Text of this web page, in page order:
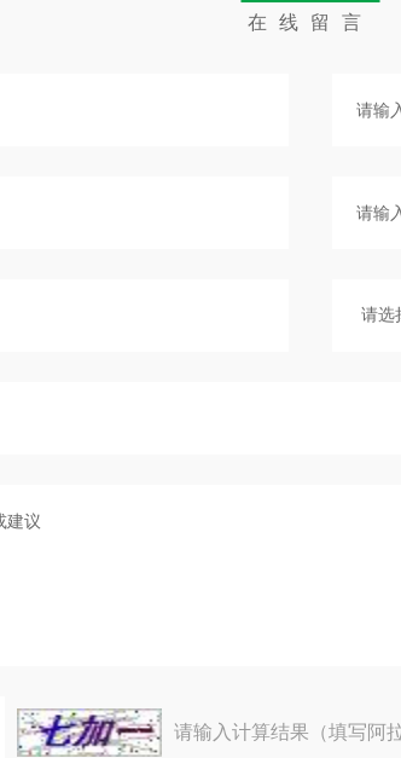
在线留言
请输入计算结果（填写阿